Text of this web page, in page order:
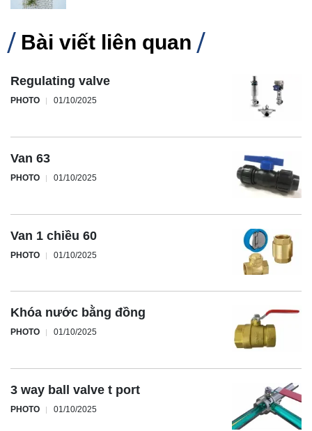
Bài viết liên quan
Regulating valve
PHOTO 01/10/2025
Van 63
PHOTO 01/10/2025
Van 1 chiều 60
PHOTO 01/10/2025
Khóa nước bằng đồng
PHOTO 01/10/2025
3 way ball valve t port
PHOTO 01/10/2025